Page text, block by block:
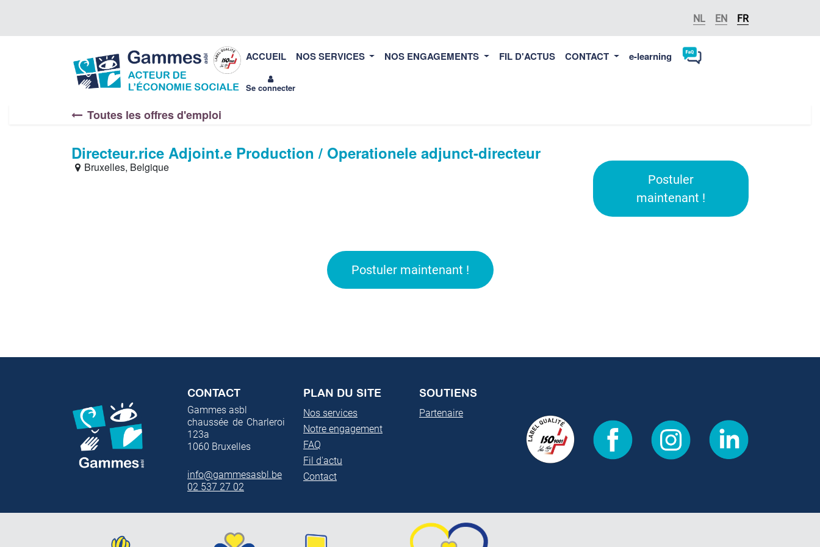
NL
EN FR
Gammes
asbl
ACCUEIL NOS SERVICES NOS ENGAGEMENTS FIL D'ACTUS CONTACT e-learning
Se connecter
Toutes les offres d'emploi
Directeur.rice Adjoint.e Production / Operationele adjunct-directeur
Bruxelles, Belgique
Postuler
maintenant !
Postuler maintenant !
CONTACT
Gammes asbl
chaussée de Charleroi
123a
1060 Bruxelles
info@gammesasbl.be
02 537 27 02
PLAN DU SITE
Nos services
Notre engagement
FAQ
Fil d'actu
Contact
SOUTIENS
Partenaire